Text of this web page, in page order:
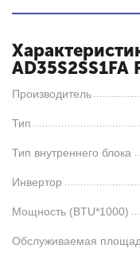
AD35S2SS1FA
Производитель
Тип
Тип внутреннего блока
Инвертор
Мощность (BTU*1000)
Обслуживаемая